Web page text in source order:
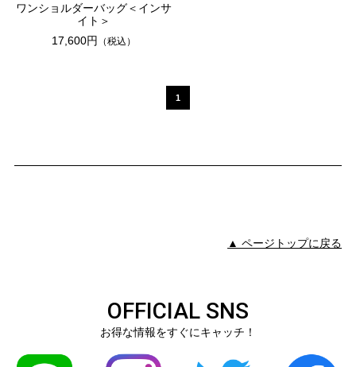
ワンショルダーバッグ＜インサ
イト＞
17,600円
（税込）
1
▲ ページトップに戻る
OFFICIAL SNS
お得な情報をすぐにキャッチ！